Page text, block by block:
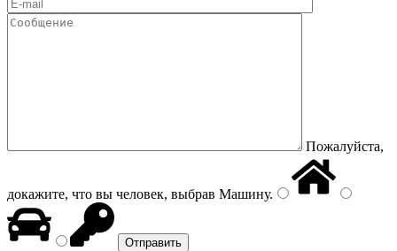
Пожалуйста,
докажите, что вы человек, выбрав Машину.